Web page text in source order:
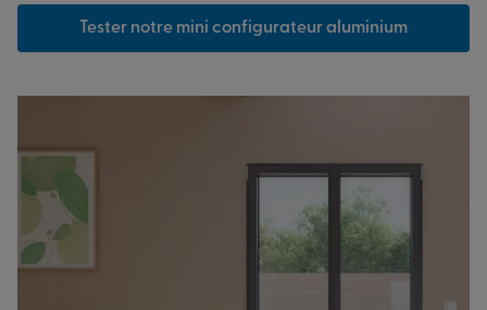
Tester notre mini configurateur aluminium